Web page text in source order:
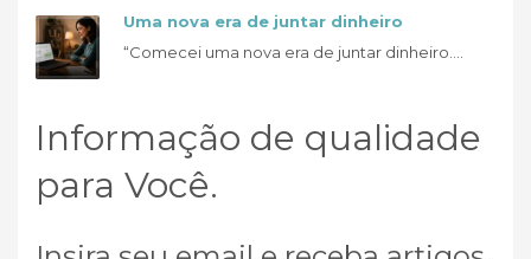
Uma nova era de juntar dinheiro
“Comecei uma nova era de juntar dinheiro....
Informação de qualidade
para Você.